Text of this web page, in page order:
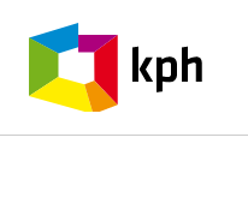
PRZEJDŹ DO TREŚCI